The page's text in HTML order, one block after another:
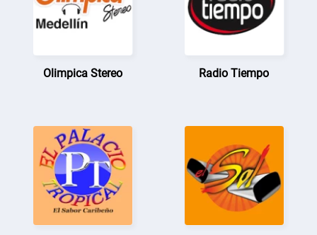
Olimpica Stereo Radio Tiempo